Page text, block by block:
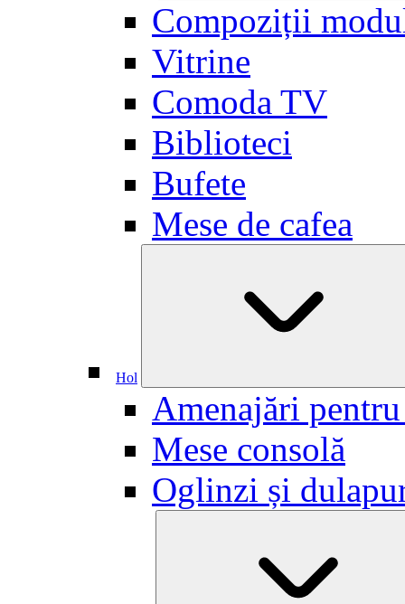
Compoziții
Vitrine
Comoda TV
Biblioteci
Bufete
Mese de cafea
Hol
Amenajări
Mese consolă
Oglinzi și